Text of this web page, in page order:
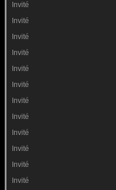
Invité
Invité
Invité
Invité
Invité
Invité
Invité
Invité
Invité
Invité
Invité
Invité